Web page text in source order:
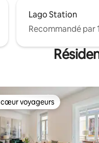
Lago Station
Recommandé par
voyageurs
voyageurs